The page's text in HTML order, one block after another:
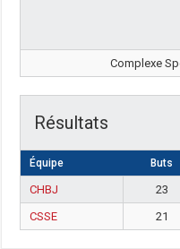
Complexe
Résultats
Équipe Buts
CHBJ 23
CSSE
21